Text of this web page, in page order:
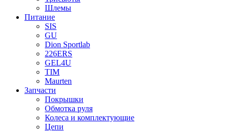
Шлемы
Питание
SIS
GU
Dion Sportlab
226ERS
GEL4U
TIM
Maurten
Запчасти
Покрышки
Обмотка руля
Колеса и комплектующие
Цепи